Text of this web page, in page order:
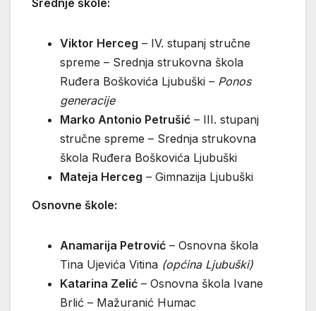
Srednje škole:
Viktor Herceg – IV. stupanj stručne
spreme – Srednja strukovna škola
Ruđera Boškovića Ljubuški – Ponos
generacije
Marko Antonio Petrušić – III. stupanj
stručne spreme – Srednja strukovna
škola Ruđera Boškovića Ljubuški
Mateja Herceg – Gimnazija Ljubuški
Osnovne škole:
Anamarija Petrović – Osnovna škola
Tina Ujevića Vitina (općina Ljubuški)
Katarina Zelić – Osnovna škola Ivane
Brlić – Mažuranić Humac